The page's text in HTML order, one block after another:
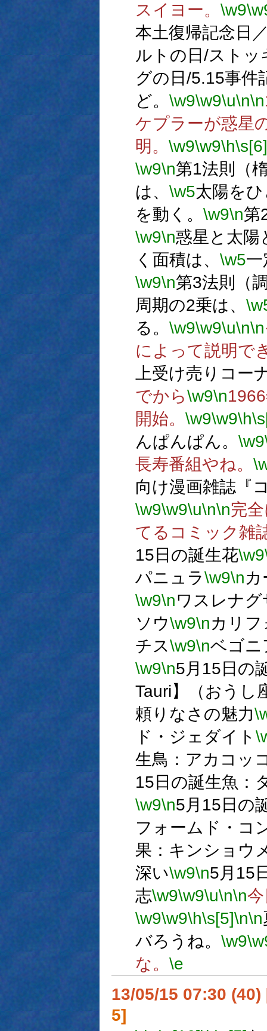
スイヨー。 \w9
本土復帰記念日
ルトの日/ストッ
グの日/5.15事件
ど。 \w9\w9\u\n\n
ケプラーが惑星
明。 \w9\w9\h\s[6]
\w9\n第1法則（
は、 \w5太陽を
を動く。 \w9\n第
\w9\n惑星と太陽
く面積は、 \w5
\w9\n第3法則（
周期の2乗は、
る。 \w9\w9\u\n\n
によって説明で
上受け売りコー
でから\w9\n
開始。 \w9\w9\h
んぱんぱん。 \w9
長寿番組やね。
向け漫画雑誌『
\w9\w9\u\n\n完
てるコミック雑
15日の誕生花\w9
パニュラ\w9\n
\w9\nワスレナグ
ソウ\w9\nカリ
チス\w9\nベゴニ
\w9\n5月15日の
Tauri】（おうし
頼りなさの魅力
ド・ジェダイト
生鳥：アカコッ
15日の誕生魚：
\w9\n5月15日の
フォームド・コ
果：キンショウ
深い\w9\n5月15
志\w9\w9\u\n\n
\w9\w9\h\s[5]\n\n
バろうね。 \w9
な。 \e
13/05/15 07:30 (40)
5]